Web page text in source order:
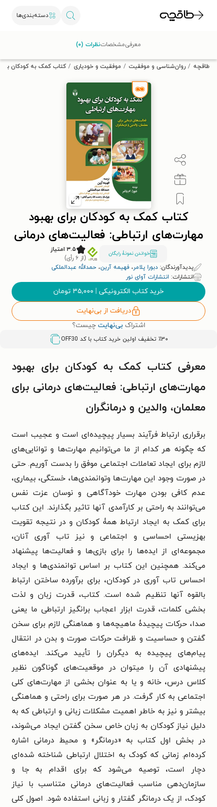
دسته‌بندی‌ها
تخفیف از طاقچه دریافت کن.
طاقچه روان‌شناسی و موفقیت موفقیت و خودیاری کتاب کمک به کودکان برای
کتاب کمک به کودکان برای بهبود
مهارت‌های ارتباطی: فعالیت‌های درمانی
برای معلمان، والدین و درمانگران
خواندن نمونۀ رایگان
۳.۵ امتیاز
(از ۶ رأی)
پدیدآورندگان: دبورا پلامر، فهیمه آرین، حمدالله عبدالملکی
انتشارات: انتشارات آوای نور
خرید کتاب الکترونیکی | ۳۵,۰۰۰ تومان
دریافت از بی‌نهایت
اشتراک بی‌نهایت چیست؟
٪۳۰ تخفیف اولین خرید کتاب با کد OFF30
معرفیمشخصاتنظرات (۰)
معرفی کتاب کمک به کودکان برای بهبود
مهارت‌های ارتباطی: فعالیت‌های درمانی برای
معلمان، والدین و درمانگران
برقراری ارتباط فرآیند بسیار پیچیده‌ای است و عجیب است
که چگونه هر کدام از ما می‌توانیم مهارت‌ها و توانایی‌های
لازم برای ایجاد تعاملات اجتماعی موفق را بدست آوریم. حتی
در صورت وجود این مهارت‌ها وتوانمندی‌ها، خستگی، بیماری،
عدم کافی بودن مهارت خودآگاهی و نوسان عزت نفس
می‌توانند به راحتی بر کارآمدی آنها تاثیر بگذارند. این کتاب
برای کمک به ایجاد ارتباط همۀ کودکان و در نتیجه تقویت
بهزیستی احساسی و اجتماعی و نیز تاب آوری آنان،
مجموعه‌ای از ایده‌ها را برای بازی‌ها و فعالیت‌ها پیشنهاد
می‌کند. همچنین این کتاب بر اساس توانمندی‌ها و ایجاد
احساس تاب آوری در کودکان، برای برآورده ساختن ارتباط
بالقوه آنها تنظیم شده است. کتاب، قدرت زبان و لذت
بخشی کلمات، قدرت ابزار اعجاب برانگیز ارتباطی ما یعنی
صدا، حرکات پیچیدۀ ماهیچه‌ها و هماهنگی لازم برای سخن
گفتن و حساسیت و ظرافت حرکات صورت و بدن در انتقال
پیام‌های پیچیده به دیگران را تأیید می‌کند. ایده‌های
پیشنهادی آن را میتوان در موقعیت‌های گوناگون نظیر
کلاس درس، خانه و یا به عنوان بخشی از مهارت‌های کلی
اجتماعی به کار گرفت. در هر صورت برای راحتی و هماهنگی
بیشتر و نیز به خاطر اهمیت مشکلات‌ زبانی و ارتباطی که به
دلیل نیاز کودکان به زبان خاص سخن گفتن ایجاد می‌شوند،
در بخش اول کتاب به «درمانگر» و محیط درمانی اشاره
کرده‌ام. زمانی که کودک به اختلال ارتباطی شناخته شده‌ای
دچار است، توصیه می‌شود که برای اقدام به جا و
سازمان‌دهی مناسب فعالیت‌های درمانی متناسب با نیاز
کودک، از یک درمانگر گفتار و زبانی استفاده شود. اصول کلی